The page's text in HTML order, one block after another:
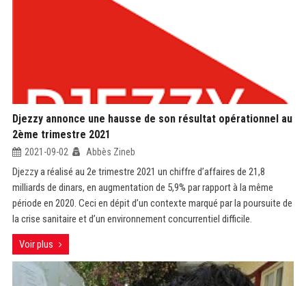
Djezzy annonce une hausse de son résultat opérationnel au
2ème trimestre 2021
2021-09-02 Abbès Zineb
Djezzy a réalisé au 2e trimestre 2021 un chiffre d’affaires de 21,8
milliards de dinars, en augmentation de 5,9% par rapport à la même
période en 2020. Ceci en dépit d’un contexte marqué par la poursuite de
la crise sanitaire et d’un environnement concurrentiel difficile.
Voir plus